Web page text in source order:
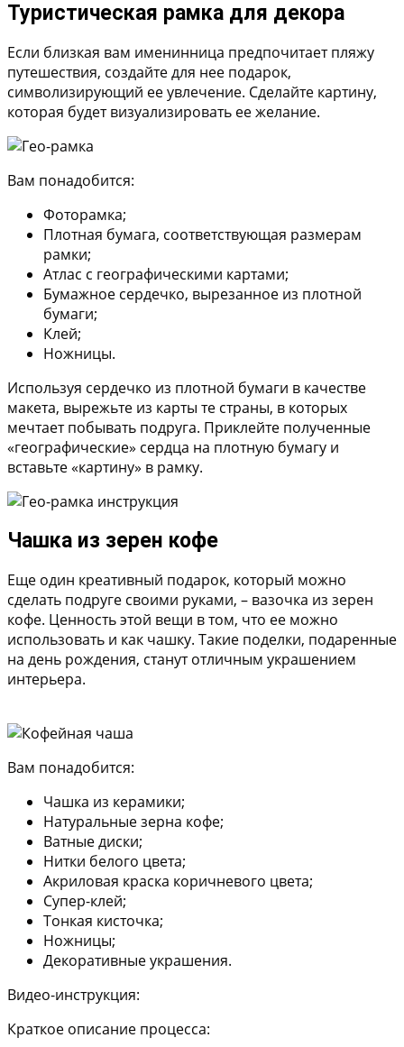
Туристическая рамка для декора
Если близкая вам именинница предпочитает пляжу
путешествия, создайте для нее подарок,
символизирующий ее увлечение. Сделайте картину,
которая будет визуализировать ее желание.
Вам понадобится:
Фоторамка;
Плотная бумага, соответствующая размерам
рамки;
Атлас с географическими картами;
Бумажное сердечко, вырезанное из плотной
бумаги;
Клей;
Ножницы.
Используя сердечко из плотной бумаги в качестве
макета, вырежьте из карты те страны, в которых
мечтает побывать подруга. Приклейте полученные
«географические» сердца на плотную бумагу и
вставьте «картину» в рамку.
Чашка из зерен кофе
Еще один креативный подарок, который можно
сделать подруге своими руками, – вазочка из зерен
кофе. Ценность этой вещи в том, что ее можно
использовать и как чашку. Такие поделки, подаренные
на день рождения, станут отличным украшением
интерьера.
Вам понадобится:
Чашка из керамики;
Натуральные зерна кофе;
Ватные диски;
Нитки белого цвета;
Акриловая краска коричневого цвета;
Супер-клей;
Тонкая кисточка;
Ножницы;
Декоративные украшения.
Видео-инструкция:
Краткое описание процесса: